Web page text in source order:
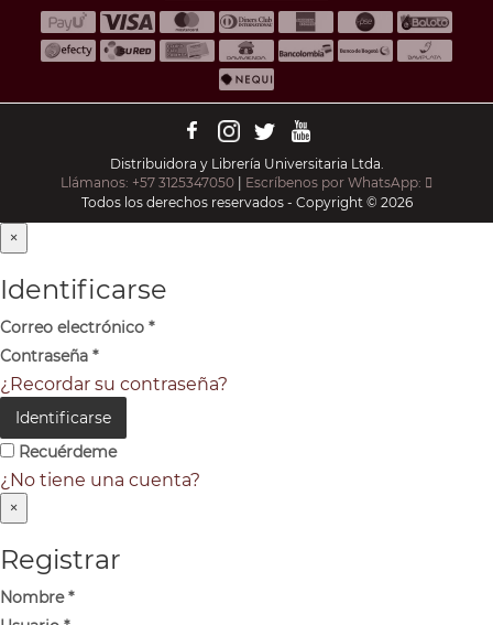
Distribuidora y Librería Universitaria Ltda.
Llámanos: +57 3125347050 | Escríbenos por WhatsApp:
Todos los derechos reservados - Copyright © 2026
×
Identificarse
Correo electrónico *
Contraseña *
¿Recordar su contraseña?
Identificarse
Recuérdeme
¿No tiene una cuenta?
×
Registrar
Nombre*